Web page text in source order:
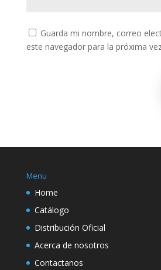
Guarda mi nombre, correo
este navegador para la próxima
Menu
Home
Catálogo
Distribución Oficial
Acerca de nosotros
Contactanos